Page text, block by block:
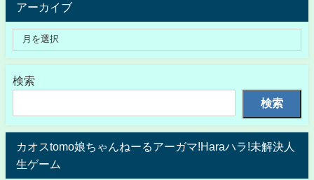
アーカイブ
検索
検索
カオスtomo娘ちゃんねーるアーガマ!Haraハラ!未解決人
生ゲーム